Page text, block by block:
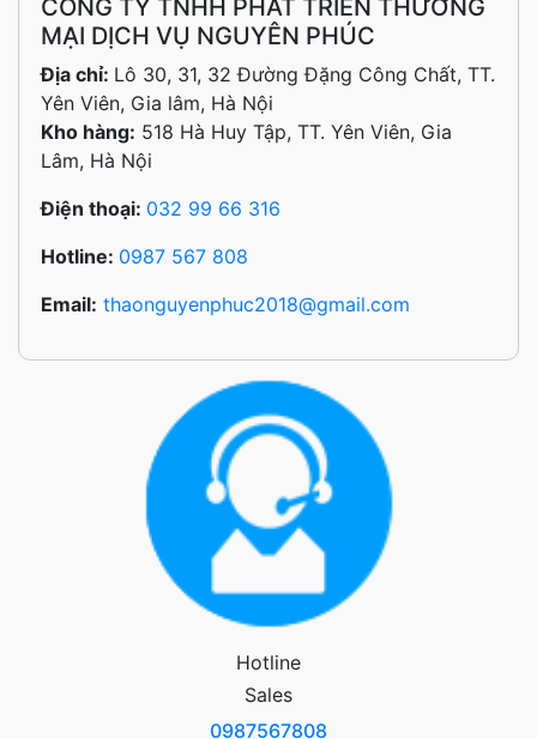
CÔNG TY TNHH PHÁT TRIỂN THƯƠNG
MẠI DỊCH VỤ NGUYÊN PHÚC
Địa chỉ: Lô 30, 31, 32 Đường Đặng Công Chất, TT.
Yên Viên, Gia lâm, Hà Nội
Kho hàng: 518 Hà Huy Tập, TT. Yên Viên, Gia
Lâm, Hà Nội
Điện thoại: 032 99 66 316
Hotline: 0987 567 808
Email: thaonguyenphuc2018@gmail.com
Hotline
Sales
0987567808